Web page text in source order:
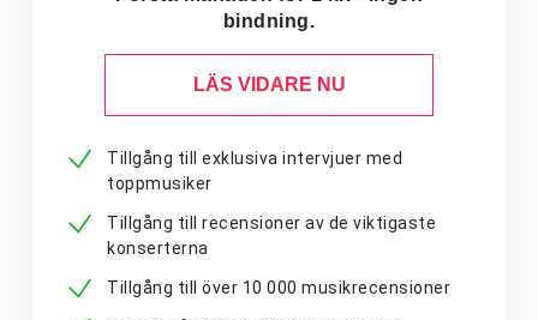
bindning.
LÄS VIDARE NU
Tillgång till exklusiva intervjuer med
toppmusiker
Tillgång till recensioner av de viktigaste
konserterna
Tillgång till över 10 000 musikrecensioner